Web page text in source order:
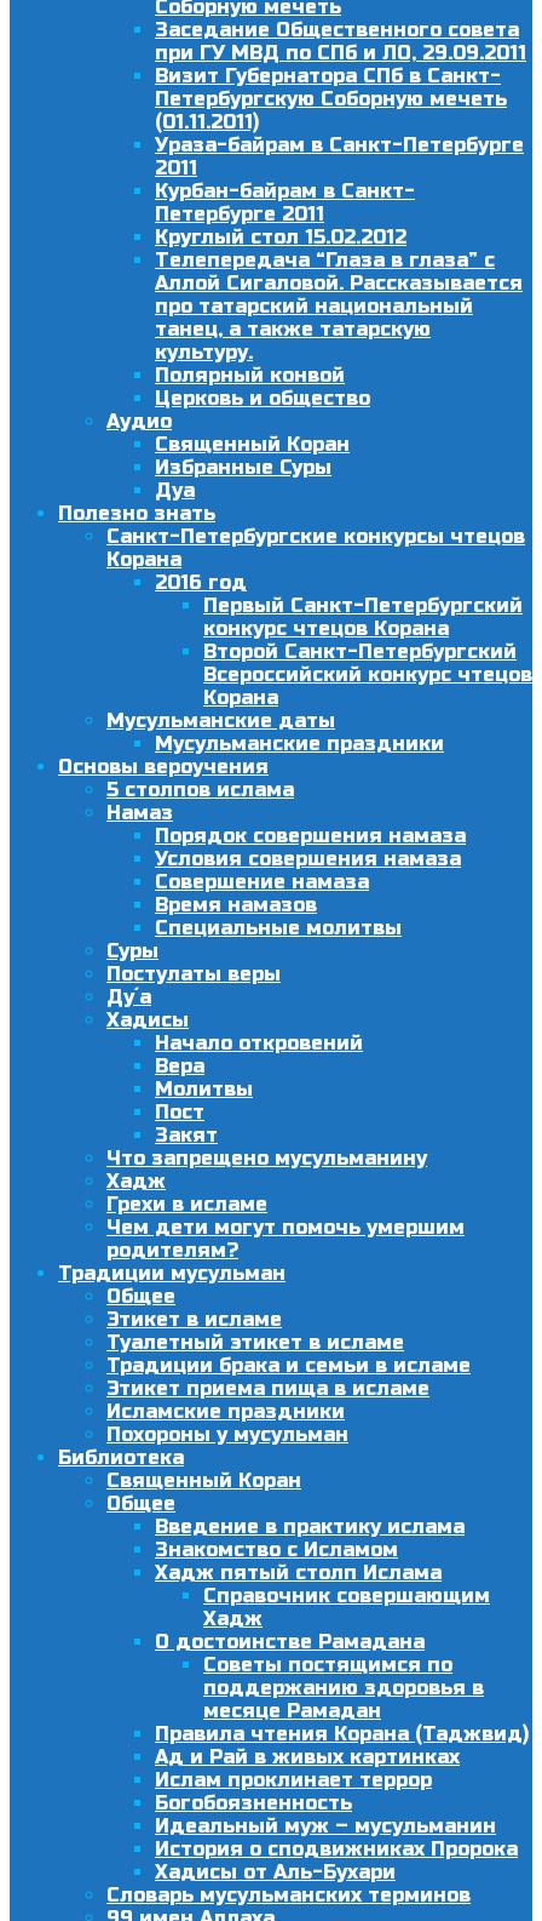
Соборную мечеть
Заседание Общественного совета
при ГУ МВД по СПб и ЛО, 29.09.2011
Визит Губернатора СПб в Санкт-
Петербургскую Соборную мечеть
(01.11.2011)
Ураза-байрам в Санкт-Петербурге
2011
Курбан-байрам в Санкт-
Петербурге 2011
Круглый стол 15.02.2012
Телепередача “Глаза в глаза” с
Аллой Сигаловой. Рассказывается
про татарский национальный
танец, а также татарскую
культуру.
Полярный конвой
Церковь и общество
Аудио
Священный Коран
Избранные Суры
Дуа
Полезно знать
Санкт-Петербургские конкурсы чтецов
Корана
2016 год
Первый Санкт-Петербургский
конкурс чтецов Корана
Второй Санкт-Петербургский
Всероссийский конкурс чтецов
Корана
Мусульманские даты
Мусульманские праздники
Основы вероучения
5 столпов ислама
Намаз
Порядок совершения намаза
Условия совершения намаза
Совершение намаза
Время намазов
Специальные молитвы
Суры
Постулаты веры
Ду´а
Хадисы
Начало откровений
Вера
Молитвы
Пост
Закят
Что запрещено мусульманину
Хадж
Грехи в исламе
Чем дети могут помочь умершим
родителям?
Традиции мусульман
Общее
Этикет в исламе
Туалетный этикет в исламе
Традиции брака и семьи в исламе
Этикет приема пища в исламе
Исламские праздники
Похороны у мусульман
Библиотека
Священный Коран
Общее
Введение в практику ислама
Знакомство с Исламом
Хадж пятый столп Ислама
Справочник совершающим
Хадж
О достоинстве Рамадана
Советы постящимся по
поддержанию здоровья в
месяце Рамадан
Правила чтения Корана (Таджвид)
Ад и Рай в живых картинках
Ислам проклинает террор
Богобоязненность
Идеальный муж – мусульманин
История о сподвижниках Пророка
Хадисы от Аль-Бухари
Словарь мусульманских терминов